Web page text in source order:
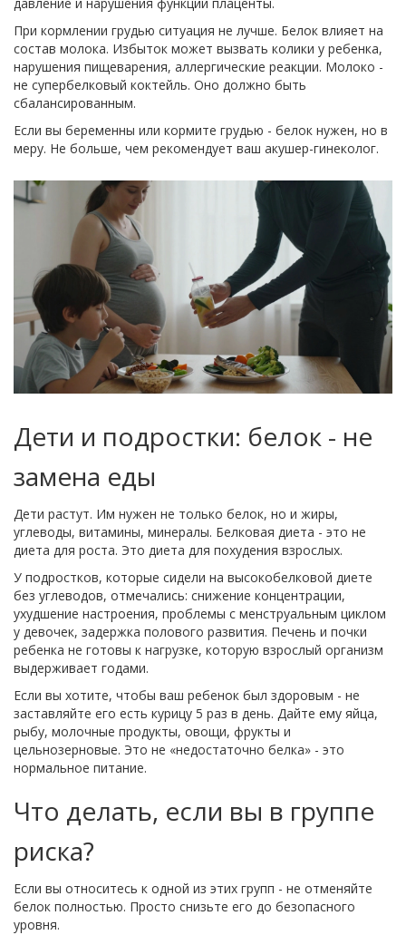
При кормлении грудью ситуация не лучше. Белок влияет на
состав молока. Избыток может вызвать колики у ребенка,
нарушения пищеварения, аллергические реакции. Молоко -
не супербелковый коктейль. Оно должно быть
сбалансированным.
Если вы беременны или кормите грудью - белок нужен, но в
меру. Не больше, чем рекомендует ваш акушер-гинеколог.
Дети и подростки: белок - не
замена еды
Дети растут. Им нужен не только белок, но и жиры,
углеводы, витамины, минералы. Белковая диета - это не
диета для роста. Это диета для похудения взрослых.
У подростков, которые сидели на высокобелковой диете
без углеводов, отмечались: снижение концентрации,
ухудшение настроения, проблемы с менструальным циклом
у девочек, задержка полового развития. Печень и почки
ребенка не готовы к нагрузке, которую взрослый организм
выдерживает годами.
Если вы хотите, чтобы ваш ребенок был здоровым - не
заставляйте его есть курицу 5 раз в день. Дайте ему яйца,
рыбу, молочные продукты, овощи, фрукты и
цельнозерновые. Это не «недостаточно белка» - это
нормальное питание.
Что делать, если вы в группе
риска?
Если вы относитесь к одной из этих групп - не отменяйте
белок полностью. Просто снизьте его до безопасного
уровня.